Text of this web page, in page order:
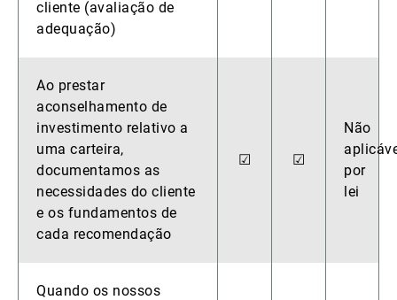
cliente (avaliação de
adequação)
Ao prestar
aconselhamento de
investimento relativo a
uma carteira,
documentamos as
necessidades do cliente
e os fundamentos de
cada recomendação
☑ ☑
Não
por
lei
Quando os nossos